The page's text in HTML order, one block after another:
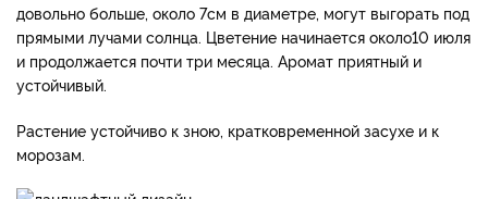
довольно больше, около 7см в диаметре, могут выгорать под
прямыми лучами солнца. Цветение начинается около10 июля
и продолжается почти три месяца. Аромат приятный и
устойчивый.
Растение устойчиво к зною, кратковременной засухе и к
морозам.